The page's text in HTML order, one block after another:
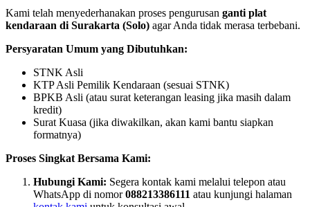
Kami telah menyederhanakan proses pengurusan ganti plat
kendaraan di Surakarta (Solo) agar Anda tidak merasa terbebani.
Persyaratan Umum yang Dibutuhkan:
STNK Asli
KTP Asli Pemilik Kendaraan (sesuai STNK)
BPKB Asli (atau surat keterangan leasing jika masih dalam
kredit)
Surat Kuasa (jika diwakilkan, akan kami bantu siapkan
formatnya)
Proses Singkat Bersama Kami:
Hubungi Kami: Segera kontak kami melalui telepon atau
WhatsApp di nomor088213386111 atau kunjungi halaman